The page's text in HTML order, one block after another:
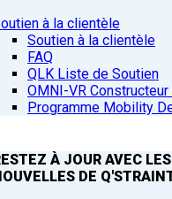
à la clientèle
Soutien à la clientèle
FAQ
QLK Liste de Soutien
OMNI-VR
Programme Mobility
À JOUR AVEC
DE